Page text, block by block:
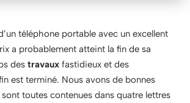
téléphone portable avec un excellent
a probablement atteint la fin de sa
des travaux fastidieux et des
est terminé. Nous avons de bonnes
sont toutes contenues dans quatre lettres